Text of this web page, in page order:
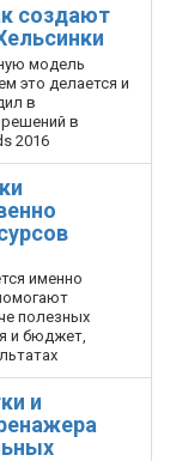
создают
модель
это делается и
в
в
2016
именно
полезных
и бюджет,
и